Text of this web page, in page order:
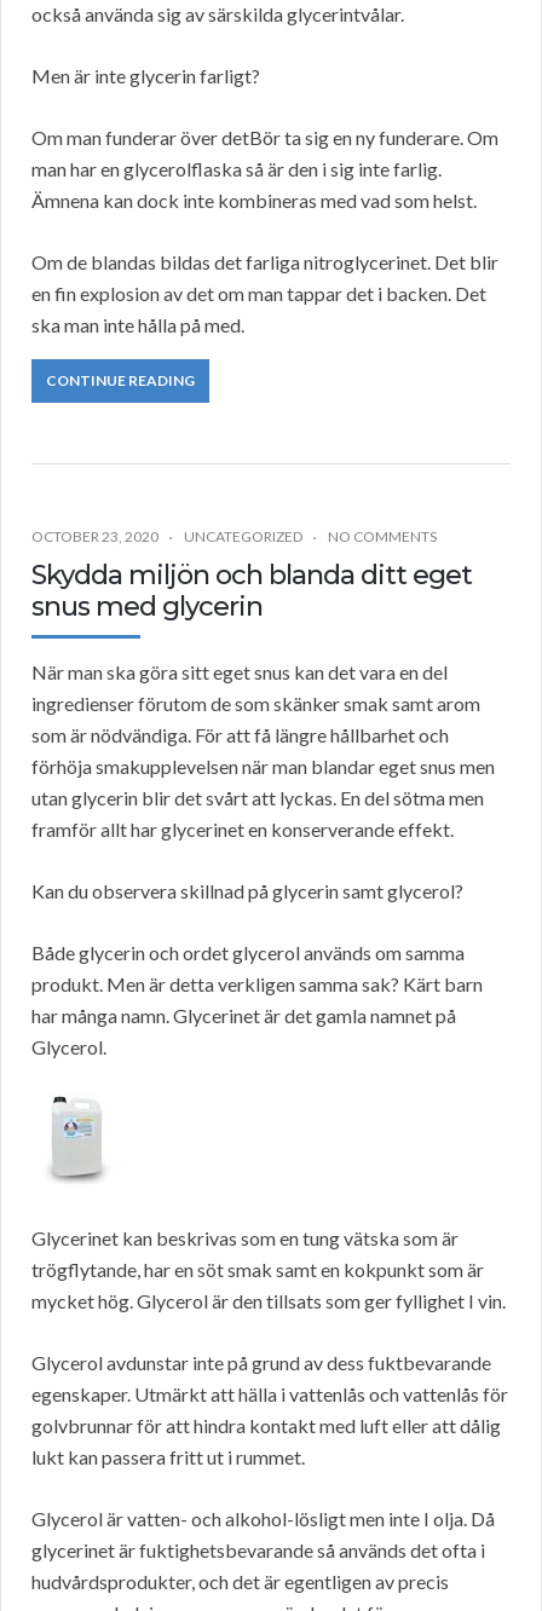
också använda sig av särskilda glycerintvålar.
Men är inte glycerin farligt?
Om man funderar över detBör ta sig en ny funderare. Om
man har en glycerolflaska så är den i sig inte farlig.
Ämnena kan dock inte kombineras med vad som helst.
Om de blandas bildas det farliga nitroglycerinet. Det blir
en fin explosion av det om man tappar det i backen. Det
ska man inte hålla på med.
CONTINUE READING
OCTOBER 23, 2020 UNCATEGORIZED NO COMMENTS
Skydda miljön och blanda ditt eget
snus med glycerin
När man ska göra sitt eget snus kan det vara en del
ingredienser förutom de som skänker smak samt arom
som är nödvändiga. För att få längre hållbarhet och
förhöja smakupplevelsen när man blandar eget snus men
utan glycerin blir det svårt att lyckas. En del sötma men
framför allt har glycerinet en konserverande effekt.
Kan du observera skillnad på glycerin samt glycerol?
Både glycerin och ordet glycerol används om samma
produkt. Men är detta verkligen samma sak? Kärt barn
har många namn. Glycerinet är det gamla namnet på
Glycerol.
Glycerinet kan beskrivas som en tung vätska som är
trögflytande, har en söt smak samt en kokpunkt som är
mycket hög. Glycerol är den tillsats som ger fyllighet I vin.
Glycerol avdunstar inte på grund av dess fuktbevarande
egenskaper. Utmärkt att hälla i vattenlås och vattenlås för
golvbrunnar för att hindra kontakt med luft eller att dålig
lukt kan passera fritt ut i rummet.
Glycerol är vatten- och alkohol-lösligt men inte I olja. Då
glycerinet är fuktighetsbevarande så används det ofta i
hudvårdsprodukter, och det är egentligen av precis